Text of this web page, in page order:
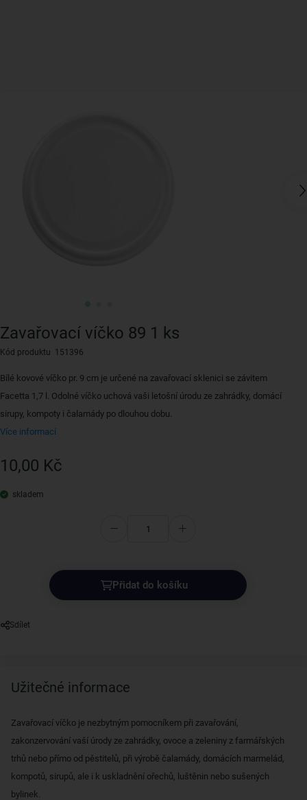
Zavařovací víčko 89 1 ks
Kód produktu 151396
Bílé kovové víčko pr. 9 cm je určené na zavařovací sklenici se závitem
Facetta 1,7 l. Odolné víčko uchová vaši letošní úrodu ze zahrádky, domácí
sirupy, kompoty i čalamády po dlouhou dobu.
Více informací
10,00 Kč
skladem
Přidat do košíku
Sdílet
Užitečné informace
Zavařovací víčko je nezbytným pomocníkem při zavařování,
zakonzervování vaší úrody ze zahrádky, ovoce a zeleniny z farmářských
trhů nebo přímo od pěstitelů, při výrobě čalamády, domácích marmelád,
kompotů, sirupů, ale i k uskladnění ořechů, luštěnin nebo sušených
bylinek.